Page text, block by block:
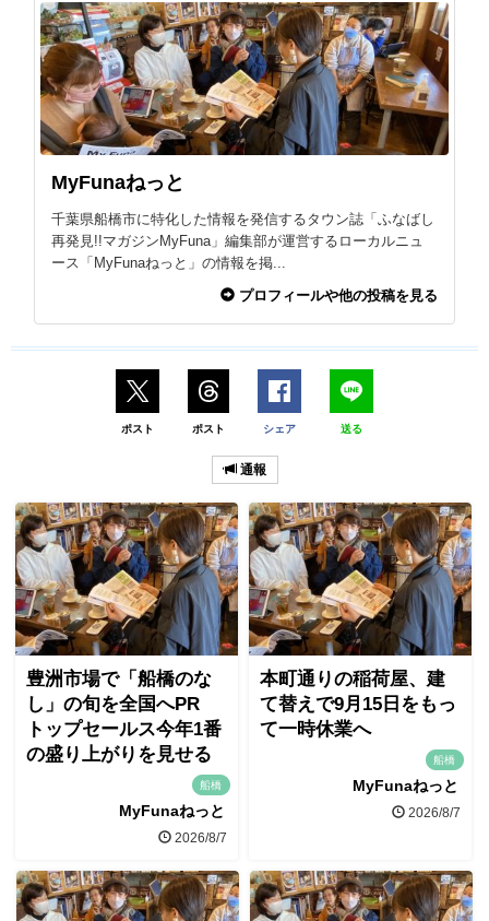
MyFunaねっと
千葉県船橋市に特化した情報を発信するタウン誌「ふなばし
再発見!!マガジンMyFuna」編集部が運営するローカルニュ
ース「MyFunaねっと」の情報を掲...
プロフィールや他の投稿を見る
ポスト ポスト シェア 送る
通報
豊洲市場で「船橋のな
し」の旬を全国へPR
トップセールス今年1番
の盛り上がりを見せる
船橋
MyFunaねっと
2026/8/7
本町通りの稲荷屋、建
て替えで9月15日をもっ
て一時休業へ
船橋
MyFunaねっと
2026/8/7